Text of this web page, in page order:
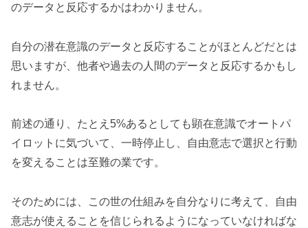
のデータと反応するかはわかりません。
自分の潜在意識のデータと反応することがほとんどだとは
思いますが、他者や過去の人間のデータと反応するかもし
れません。
前述の通り、たとえ5%あるとしても顕在意識でオートパ
イロットに気づいて、一時停止し、自由意志で選択と行動
を変えることは至難の業です。
そのためには、この世の仕組みを自分なりに考えて、自由
意志が使えることを信じられるようになっていなければな